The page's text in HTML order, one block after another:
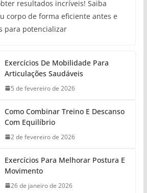
resultados incríveis! Saiba
corpo de forma eficiente antes e
para potencializar
Exercícios De Mobilidade Para
Articulações Saudáveis
5 de fevereiro de 2026
Como Combinar Treino E Descanso
Com Equilíbrio
2 de fevereiro de 2026
Exercícios Para Melhorar Postura E
Movimento
26 de janeiro de 2026